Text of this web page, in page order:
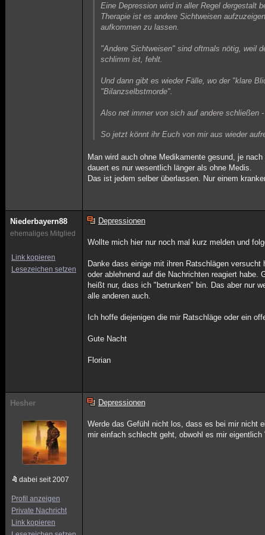
Eine Depression wird in aller Regel dergestalt
Therapie ist es andere Sichtweisen
aufkommen zu lassen.
"Andere Sichtweisen" sind oftmals nötig, weil
schlimm ist, fehlt.
Und dann gibt es wieder Fälle, wo der "klare
"Bilanzselbstmorde".
Also net immer von sich auf andere schließen
So jetzt könnt ihr Euch von mir aus wieder
Man wird auch ohne Medikamente gesund, je
dauert es nur wesentlich länger als ohne Medis.
Das ist jedem selber überlassen. Nur einem
Niederbayern88
ehemaliges Mitglied
Link kopieren
Lesezeichen setzen
Depressionen
Wollte mich hier nur noch mal kurz melden und
Danke dass einige mit ihren Ratschlägen
oder ablehnend auf die Nachrichten reagiert
heißt nur, dass ich "betrunken" bin. Das aber nur
alle anderen auch.
Ich hoffe diejenigen die mir Ratschläge oder ein
Gute Nacht
Florian
Hesher
dabei seit 2007
Profil anzeigen
Private Nachricht
Link kopieren
Depressionen
Werde das Gefühl nicht los, dass es bei mir nicht
mir einfach schlecht geht, obwohl es mir